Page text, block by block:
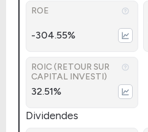
ROE
-304.55%
ROIC (RETOUR SUR
CAPITAL INVESTI)
32.51%
Dividendes